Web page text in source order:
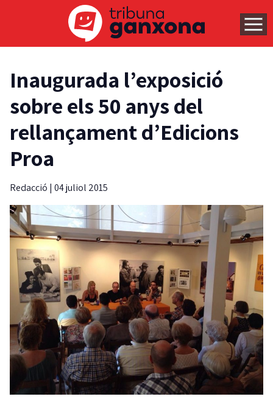
Inaugurada l’exposició
sobre els 50 anys del
rellançament d’Edicions
Proa
Redacció | 04 juliol 2015